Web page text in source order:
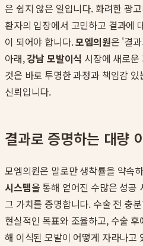
은 쉽지 않은 일입니다. 화려한 광
환자의 입장에서 고민하고 결과에
이 되어야 합니다.모엠의원은 '결
아래,강남 모발이식 시장에 새로
것은 바로 투명한 과정과 책임감
신뢰입니다.
결과로 증명하는 대량
모엠의원은 말로만 생착률을 약속
시스템을 통해 얻어진 수많은 성공
그 가치를 증명합니다. 수술 전 충
현실적인 목표와 조율하고, 수술
해 이식된 모발이 어떻게 자라나고